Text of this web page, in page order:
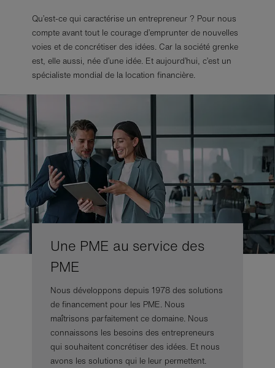
Qu’est-ce qui caractérise un entrepreneur ? Pour nous
compte avant tout le courage d’emprunter de nouvelles
voies et de concrétiser des idées. Car la société grenke
est, elle aussi, née d’une idée. Et aujourd’hui, c’est un
spécialiste mondial de la location financière.
Une PME au service des
PME
Nous développons depuis 1978 des solutions
de financement pour les PME. Nous
maîtrisons parfaitement ce domaine. Nous
connaissons les besoins des entrepreneurs
qui souhaitent concrétiser des idées. Et nous
avons les solutions qui le leur permettent.